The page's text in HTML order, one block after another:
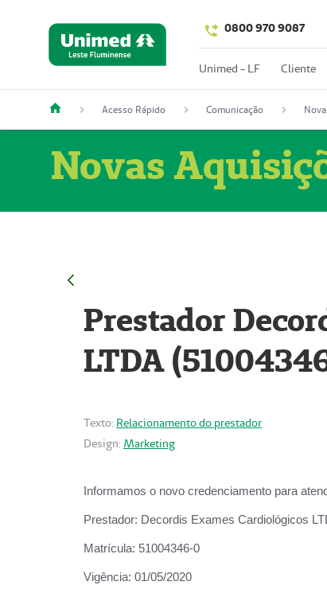
0800 970 9087
Unimed - LF Cliente
Acesso Rápido Comunicação
Novas
Prestador
LTDA
Texto: Relacionamento do prestador
Design: Marketing
Informamos o novo credenciamento para
Prestador: Decordis Exames Cardiológicos
Matrícula: 51004346-0
Vigência: 01/05/2020